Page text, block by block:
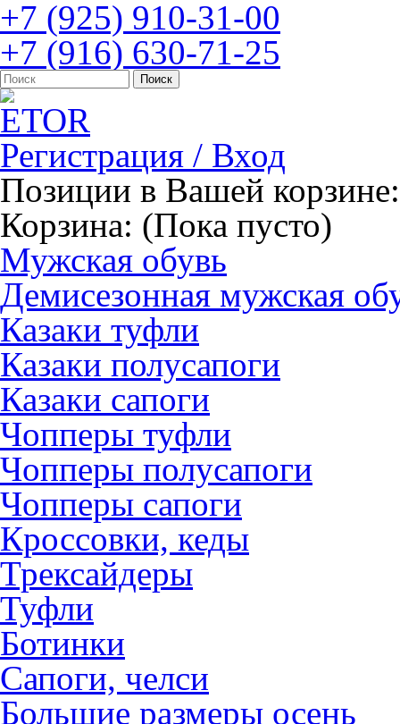
+7 (925) 910-31-00
+7 (916) 630-71-25
Регистрация / Вход
Позиции в Вашей корзине:
Корзина: (Пока пусто)
Мужская обувь
Демисезонная мужская
Казаки туфли
Казаки полусапоги
Казаки сапоги
Чопперы туфли
Чопперы полусапоги
Чопперы сапоги
Кроссовки, кеды
Трексайдеры
Туфли
Ботинки
Сапоги, челси
Большие размеры осень